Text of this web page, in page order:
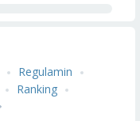
Regulamin
Ranking